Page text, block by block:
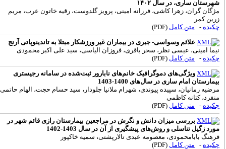
شهرستان ساری، در سال ۱۴۰۲
مژگان گران، زهرا کاشی، فرزانه امینی، پرویز گلدوست، رقیه خاتون عرب، مریم
زرین کمر
چکیده - متن کامل(PDF)
علائم وسواسی- جبری در بیماران غیر ورزشکار مبتلا به تاندینوپاتی آرنج
نیما امینی، عیسی نظر، سحر باقری، فروزان الیاسی، سید علی اکبر محمودی
چکیده - متن کامل(PDF)
ویژگی‌های دموگرافیک خانم‌های نابارور ثبت‌شده در سامانه رجیستری
بیمارستان امام‌ ساری در سال‌های 1400-1403
مرضیه زمانیان، سپیده پیوندی، شهرام ملانیا جلودار، سید حسام حجت، الهام حاتمی
منفرد، کتانه کاظمی
چکیده - متن کامل(PDF)
بررسی میزان دانش و نگرش در مراجعین بیمارستان رازی قائم شهر در
مورد زگیل تناسلی و روش‌های پیشگیری از آن در سال 1403-1402
فرهنگ بابامحمودی، معصومه عبدی تالارپشتی، سمیه خا‌کپور
چکیده - متن کامل(PDF)